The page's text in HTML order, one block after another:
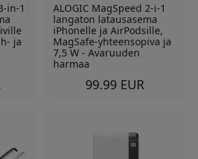
in-1
ja
ALOGIC MagSpeed 2-i-1
langaton latausasema
iPhonelle ja AirPodsille,
MagSafe-yhteensopiva ja
7,5 W - Avaruuden
harmaa
99.99 EUR